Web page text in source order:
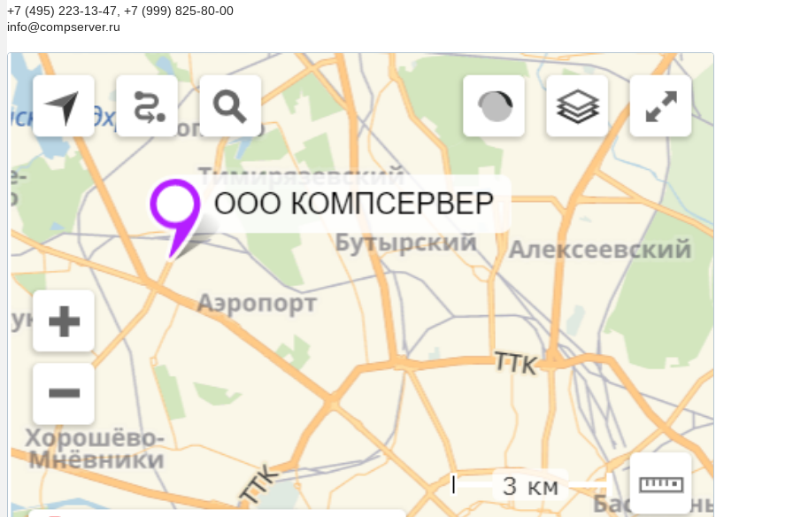
+7 (495) 223-13-47, +7 (999) 825-80-00
info@compserver.ru